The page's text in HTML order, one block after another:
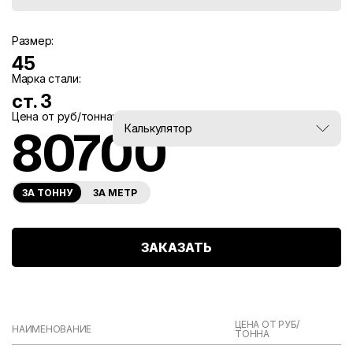
Размер:
45
Марка стали:
ст. 3
Цена от руб/тонна:
80700
ЗА ТОННУ ЗА МЕТР
Калькулятор
Вес, тн:
ЗАКАЗАТЬ
НАИМЕНОВАНИЕ
ЦЕНА ОТ РУБ/
ТОННА